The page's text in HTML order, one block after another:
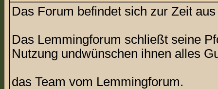
Das Forum befindet sich zur Zeit
Das Lemmingforum schließt seine
Nutzung undwünschen ihnen alles
das Team vom Lemmingforum.